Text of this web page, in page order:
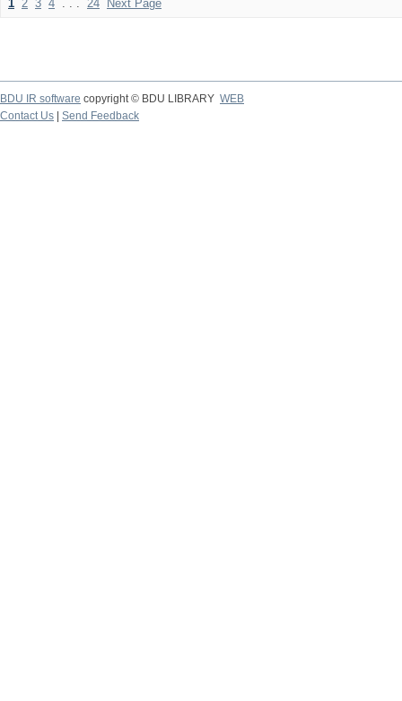
1 2 3 4 . . . 24 Next Page
BDU IR software copyright © BDU LIBRARY WEB
Contact Us
Send Feedback